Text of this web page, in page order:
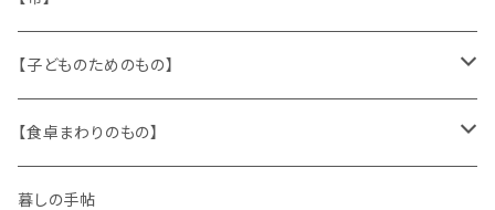
キャラクター
ピノキオ
文房具
木製品
ミニチュア、ドールハウス
パズル、ゲーム
古本、古雑誌、古えほん
古レコード
ガラス
プラスチック
紙
トリム
ワッペン
キッチンクロス、ナプキン
ニット
布地
【子どものためのもの】
身に着けるもの
【食卓まわりのもの】
ガラス
暮しの手帖